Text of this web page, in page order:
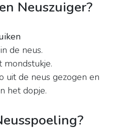
Neuszuiger?
de neus.
mondstukje.
de neus gezogen en
het dopje.